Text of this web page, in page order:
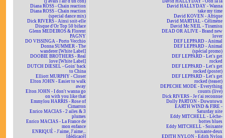
(j'avais l'air d'un con)
Diana ROSS - Chain reaction
Diana ROSS - Chain reaction
(special dance mix)
Dick RIVERS - Ainsi soit-elle
Disque d'Or Top 50 biface
Glenn MEDEIROS & Florent
PAGNY
DO VISSINGA - Porto Vecchio
Donna SUMMER - The
wanderer [White Label]
DOOBIE BROTHERS - Real
love [White Label]
DUTCH DIESEL - Goin' back
to China
Elliott MURPHY - Closer
Elton JOHN - Easier to walk
away
Elton JOHN - I don't wanna go
on with you like that
Emmylou HARRIS - Rose of
Cimarron
Enrico MACIAS - 2 ailes & 3
plumes
Enrico MACIAS - La France de
mon enfance
ENRIQUÉ - J'aime, J'aime...
[dédicacé]
David HALLYDAY - Ooh la la
David HALLYDAY - Wanna
take my time
David KOVEN - Afrique
David MARTIAL - Célimène
David Mc NEIL - Tiramisu
DEAD OR ALIVE - Brand new
lover
DEF LEPPARD - Animal
DEF LEPPARD - Animal
(spécial promo)
DEF LEPPARD - Let's get
rocked
DEF LEPPARD - Let's get
rocked (poster)
DEF LEPPARD - Let's get
rocked (teaser)
DEPECHE MODE - Everything
counts (live)
Dick RIVERS - Je t'ai reconnue
Dolly PARTON - Downtown
EARTH WIND & FIRE -
Saturday nite
Eddy MITCHELL - Lèche-
bottes blues
Eddy MITCHELL - Soixante
soixante-deux
EDITH NYLON - Edith Nylon